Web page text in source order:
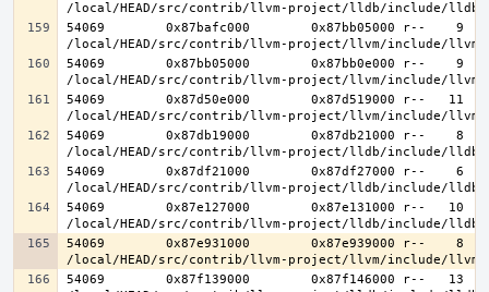
54069        0x87bafc000        0x87bb05000 r--    9
54069        0x87bb05000        0x87bb0e000 r--    9
54069        0x87d50e000        0x87d519000 r--   11
54069        0x87db19000        0x87db21000 r--    8
54069        0x87df21000        0x87df27000 r--    6
54069        0x87e127000        0x87e131000 r--   10
54069        0x87e931000        0x87e939000 r--    8
54069        0x87f139000        0x87f146000 r--   13